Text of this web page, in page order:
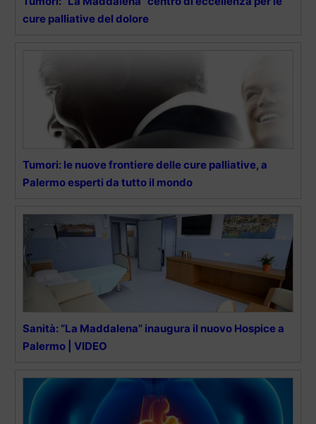
cure palliative del dolore
Tumori: le nuove frontiere delle cure palliative, a
Palermo esperti da tutto il mondo
Sanità: “La Maddalena” inaugura il nuovo Hospice a
Palermo | VIDEO